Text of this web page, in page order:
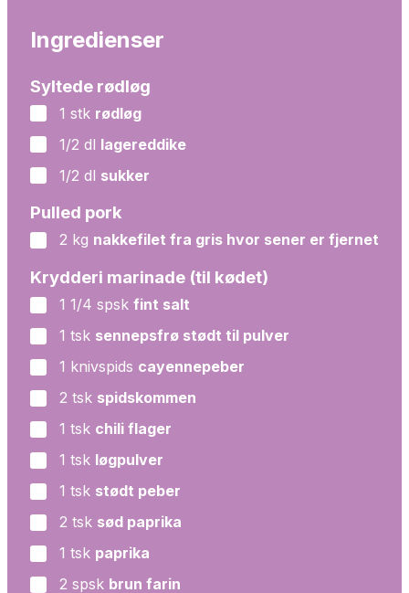
Ingredienser
Syltede rødløg
▢
1 stk rødløg
▢
1/2 dl lagereddike
▢
1/2 dl sukker
Pulled pork
▢
2 kg nakkefilet fra gris hvor sener er fjernet
Krydderi marinade (til kødet)
▢
1 1/4 spsk fint salt
▢
1 tsk sennepsfrø stødt til pulver
▢
1 knivspids cayennepeber
▢
2 tsk spidskommen
▢
1 tsk chili flager
▢
1 tsk løgpulver
▢
1 tsk stødt peber
▢
2 tsk sød paprika
▢
1 tsk paprika
▢
2 spsk brun farin